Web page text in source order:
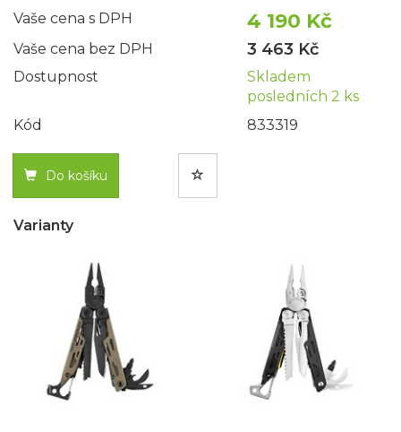
Vaše cena s DPH 4 190 Kč
Vaše cena bez DPH 3 463 Kč
Dostupnost
Skladem
posledních 2 ks
Kód
833319
Do košíku
Varianty